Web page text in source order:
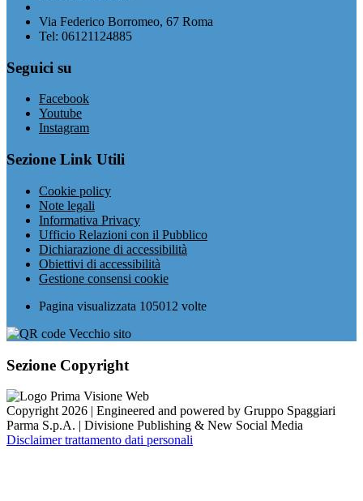
Via Federico Borromeo, 67 Roma
Tel: 06121124885
Seguici su
Facebook
Youtube
Instagram
Sezione Link Utili
Cookie policy
Note legali
Informativa Privacy
Ufficio Relazioni con il Pubblico
Dichiarazione di accessibilità
Obiettivi di accessibilità
Gestione consensi cookie
Pagina visualizzata 105012 volte
Sezione Copyright
Copyright 2026 | Engineered and powered by Gruppo Spaggiari
Parma S.p.A. | Divisione Publishing & New Social Media
Disclaimer trattamento dati personali